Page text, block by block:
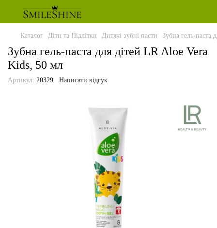
Каталог Діти та Підлітки Дитячі зубні пасти Зубна гель-паста
Зубна гель-паста для дітей LR Aloe Vera
Kids, 50 мл
Артикул: 20329 Написати відгук